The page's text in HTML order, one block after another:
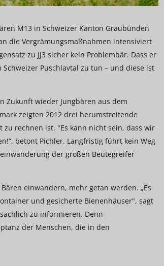
M13 in Schweizer Kanton Graubünden
die Vergrämungsmaßnahmen intensiviert
zu JJ3 sicher kein Problembär. Dass er
Puschlavtal zu tun – und diese ist
Zukunft wieder Jungbären aus dem
zeigten 2012 drei herumstreifende
zu rechnen ist. "Es kann nicht sein, dass wir
betont Pichler. Langfristig führt kein Weg
der großen Beutegreifer
einwandern, mehr getan werden. „Es
und gesicherte Bienenhäuser", sagt
zu informieren. Denn
der Menschen, die in den